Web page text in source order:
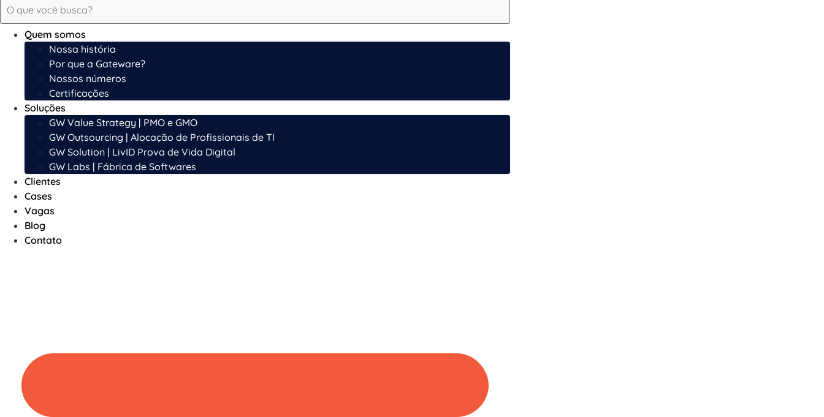
Quem somos
Nossa história
Por que a Gateware?
Nossos números
Certificações
Soluções
GW Value Strategy | PMO e GMO
GW Outsourcing | Alocação de Profissionais de TI
GW Solution | LivID Prova de Vida Digital
GW Labs | Fábrica de Softwares
Clientes
Cases
Vagas
Blog
Contato